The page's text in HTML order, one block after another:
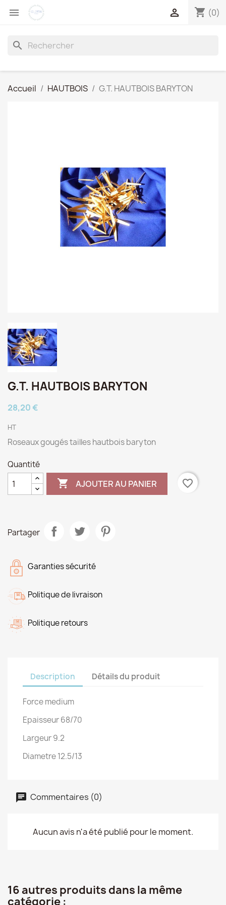
 shopping_cart (0)

search
Accueil HAUTBOIS G.T. HAUTBOIS BARYTON
G.T. HAUTBOIS BARYTON
28,20 €
HT
Roseaux gougés tailles hautbois baryton
Quantité
 AJOUTER AU PANIER favorite_border
Partager
Garanties sécurité
Politique de livraison
Politique retours
Description Détails du produit
Force medium
Epaisseur 68/70
Largeur 9.2
Diametre 12.5/13
Commentaires (0)
Aucun avis n'a été publié pour le moment.
16 autres produits dans la même
catégorie :